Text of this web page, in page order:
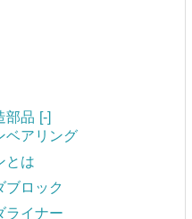
部品 [-]
ベアリング
とは
ブロック
ライナー